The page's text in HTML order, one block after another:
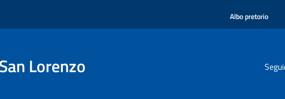
Albo pretorio
Lorenzo